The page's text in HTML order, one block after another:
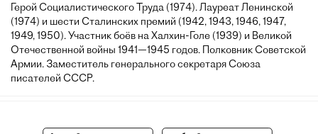
Герой Социалистического Труда (1974). Лауреат Ленинской
(1974) и шести Сталинских премий (1942, 1943, 1946, 1947,
1949, 1950). Участник боёв на Халхин-Голе (1939) и Великой
Отечественной войны 1941—1945 годов. Полковник Советской
Армии. Заместитель генерального секретаря Союза
писателей СССР.